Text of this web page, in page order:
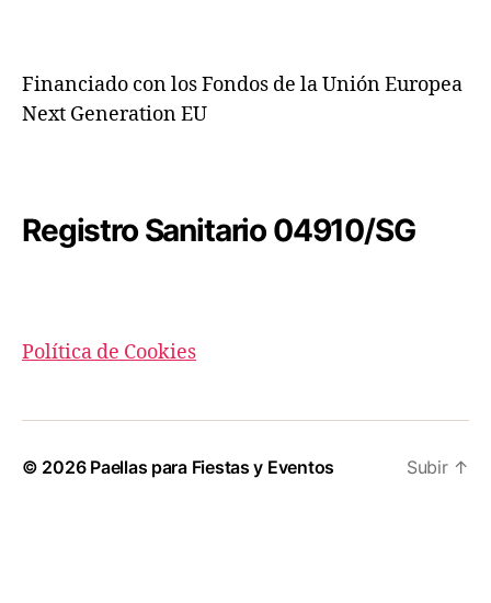
Financiado con los Fondos de la Unión Europea
Next Generation EU
Registro Sanitario 04910/SG
Política de Cookies
© 2026 Paellas para Fiestas y Eventos Subir ↑